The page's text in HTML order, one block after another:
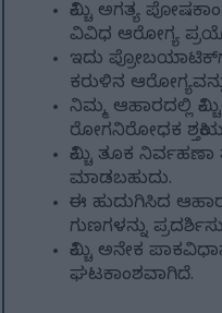
ಕಿಮ್ಚಿ ಅಗತ್ಯ
ವಿವಿಧ ಆರೋಗ್ಯ
ಇದು
ಕರುಳಿನ
ನಿಮ್ಮ ಆಹಾರದಲ್ಲಿ
ರೋಗನಿರೋಧಕ
ಕಿಮ್ಚಿ ತೂಕ
ಮಾಡಬಹುದು.
ಈ ಹುದುಗಿಸಿದ
ಗುಣಗಳನ್ನು
ಕಿಮ್ಚಿ ಅನೇಕ
ಘಟಕಾಂಶವಾಗಿದೆ.